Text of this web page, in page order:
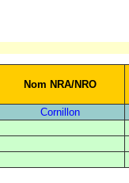
Nom NRA/NRO
Cornillon